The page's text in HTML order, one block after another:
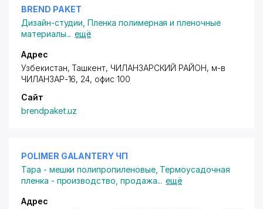
BREND PAKET
Дизайн-студии ,Пленка полимерная и пленочные
материалы... ещё
Адрес
Узбекистан, Ташкент, ЧИЛАНЗАРСКИЙ РАЙОН, м-в
ЧИЛАНЗАР-16, 24, офис 100
Сайт
brendpaket.uz
POLIMER GALANTERY ЧП
Тара - мешки полипропиленовые, Термоусадочная
пленка - производство, продажа... ещё
Адрес